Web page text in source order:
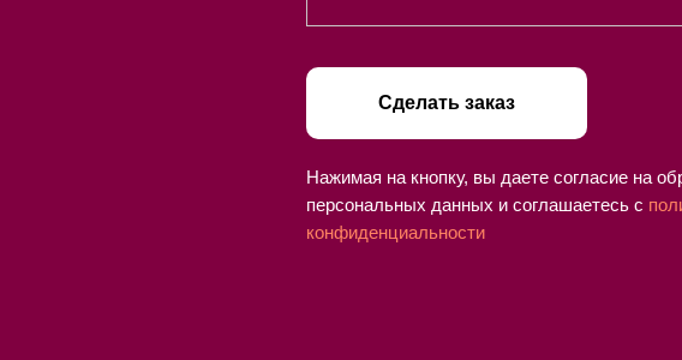
Сделать заказ
Нажимая на кнопку, вы даете согласие на
персональных данных и соглашаетесь c
конфиденциальности